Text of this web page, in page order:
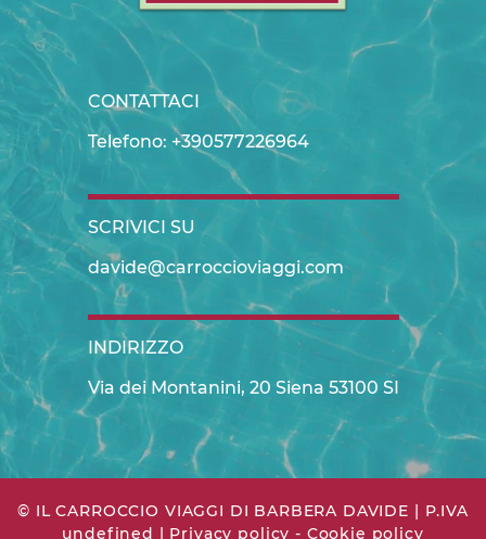
CONTATTACI
Telefono: +390577226964
SCRIVICI SU
davide@carroccioviaggi.com
INDIRIZZO
Via dei Montanini, 20 Siena 53100 SI
© IL CARROCCIO VIAGGI DI BARBERA DAVIDE | P.IVA
undefined | Privacy policy - Cookie policy